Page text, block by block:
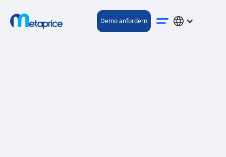
Demo anfordern